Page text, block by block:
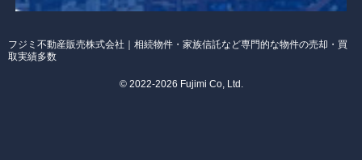
© 2022-2026 Fujimi Co, Ltd.
フジミ不動産販売株式会社｜相続物件・家族信託など専門的な物件の売却・買
取実績多数